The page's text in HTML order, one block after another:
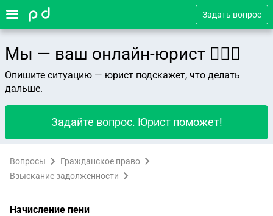
Задать вопрос
Мы — ваш онлайн-юрист 👨🏻‍⚖️
Опишите ситуацию — юрист подскажет, что делать
дальше.
Задайте вопрос. Юрист поможет!
Вопросы
Гражданское право
Взыскание задолженности
Начисление пени